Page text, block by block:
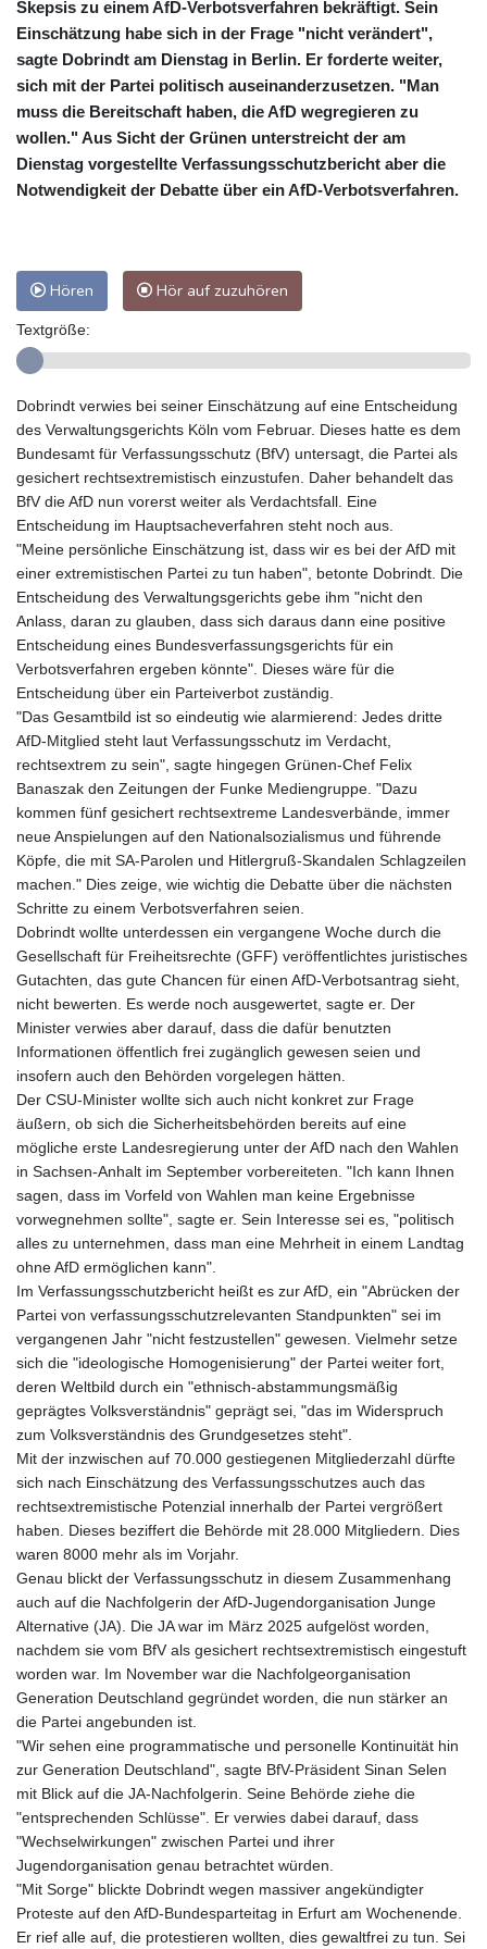
Skepsis zu einem AfD-Verbotsverfahren bekräftigt. Sein
Einschätzung habe sich in der Frage "nicht verändert",
sagte Dobrindt am Dienstag in Berlin. Er forderte weiter,
sich mit der Partei politisch auseinanderzusetzen. "Man
muss die Bereitschaft haben, die AfD wegregieren zu
wollen." Aus Sicht der Grünen unterstreicht der am
Dienstag vorgestellte Verfassungsschutzbericht aber die
Notwendigkeit der Debatte über ein AfD-Verbotsverfahren.
Hören Hör auf zuzuhören
Textgröße:
Dobrindt verwies bei seiner Einschätzung auf eine Entscheidung
des Verwaltungsgerichts Köln vom Februar. Dieses hatte es dem
Bundesamt für Verfassungsschutz (BfV) untersagt, die Partei als
gesichert rechtsextremistisch einzustufen. Daher behandelt das
BfV die AfD nun vorerst weiter als Verdachtsfall. Eine
Entscheidung im Hauptsacheverfahren steht noch aus.
"Meine persönliche Einschätzung ist, dass wir es bei der AfD mit
einer extremistischen Partei zu tun haben", betonte Dobrindt. Die
Entscheidung des Verwaltungsgerichts gebe ihm "nicht den
Anlass, daran zu glauben, dass sich daraus dann eine positive
Entscheidung eines Bundesverfassungsgerichts für ein
Verbotsverfahren ergeben könnte". Dieses wäre für die
Entscheidung über ein Parteiverbot zuständig.
"Das Gesamtbild ist so eindeutig wie alarmierend: Jedes dritte
AfD-Mitglied steht laut Verfassungsschutz im Verdacht,
rechtsextrem zu sein", sagte hingegen Grünen-Chef Felix
Banaszak den Zeitungen der Funke Mediengruppe. "Dazu
kommen fünf gesichert rechtsextreme Landesverbände, immer
neue Anspielungen auf den Nationalsozialismus und führende
Köpfe, die mit SA-Parolen und Hitlergruß-Skandalen Schlagzeilen
machen." Dies zeige, wie wichtig die Debatte über die nächsten
Schritte zu einem Verbotsverfahren seien.
Dobrindt wollte unterdessen ein vergangene Woche durch die
Gesellschaft für Freiheitsrechte (GFF) veröffentlichtes juristisches
Gutachten, das gute Chancen für einen AfD-Verbotsantrag sieht,
nicht bewerten. Es werde noch ausgewertet, sagte er. Der
Minister verwies aber darauf, dass die dafür benutzten
Informationen öffentlich frei zugänglich gewesen seien und
insofern auch den Behörden vorgelegen hätten.
Der CSU-Minister wollte sich auch nicht konkret zur Frage
äußern, ob sich die Sicherheitsbehörden bereits auf eine
mögliche erste Landesregierung unter der AfD nach den Wahlen
in Sachsen-Anhalt im September vorbereiteten. "Ich kann Ihnen
sagen, dass im Vorfeld von Wahlen man keine Ergebnisse
vorwegnehmen sollte", sagte er. Sein Interesse sei es, "politisch
alles zu unternehmen, dass man eine Mehrheit in einem Landtag
ohne AfD ermöglichen kann".
Im Verfassungsschutzbericht heißt es zur AfD, ein "Abrücken der
Partei von verfassungsschutzrelevanten Standpunkten" sei im
vergangenen Jahr "nicht festzustellen" gewesen. Vielmehr setze
sich die "ideologische Homogenisierung" der Partei weiter fort,
deren Weltbild durch ein "ethnisch-abstammungsmäßig
geprägtes Volksverständnis" geprägt sei, "das im Widerspruch
zum Volksverständnis des Grundgesetzes steht".
Mit der inzwischen auf 70.000 gestiegenen Mitgliederzahl dürfte
sich nach Einschätzung des Verfassungsschutzes auch das
rechtsextremistische Potenzial innerhalb der Partei vergrößert
haben. Dieses beziffert die Behörde mit 28.000 Mitgliedern. Dies
waren 8000 mehr als im Vorjahr.
Genau blickt der Verfassungsschutz in diesem Zusammenhang
auch auf die Nachfolgerin der AfD-Jugendorganisation Junge
Alternative (JA). Die JA war im März 2025 aufgelöst worden,
nachdem sie vom BfV als gesichert rechtsextremistisch eingestuft
worden war. Im November war die Nachfolgeorganisation
Generation Deutschland gegründet worden, die nun stärker an
die Partei angebunden ist.
"Wir sehen eine programmatische und personelle Kontinuität hin
zur Generation Deutschland", sagte BfV-Präsident Sinan Selen
mit Blick auf die JA-Nachfolgerin. Seine Behörde ziehe die
"entsprechenden Schlüsse". Er verwies dabei darauf, dass
"Wechselwirkungen" zwischen Partei und ihrer
Jugendorganisation genau betrachtet würden.
"Mit Sorge" blickte Dobrindt wegen massiver angekündigter
Proteste auf den AfD-Bundesparteitag in Erfurt am Wochenende.
Er rief alle auf, die protestieren wollten, dies gewaltfrei zu tun. Sei